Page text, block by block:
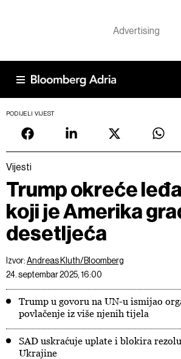
PODIJELI VIJEST
Vijesti
Trump okreće
koji je Amerika
desetljeća
Izvor:Andreas Kluth/Bloomberg
24. septembar 2025, 16:00
Trump u govoru na UN-u ismijao
povlačenje iz više njenih tijela
SAD uskraćuje uplate i blokira
Ukrajine